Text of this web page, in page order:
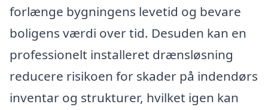
forlænge bygningens levetid og bevare
boligens værdi over tid. Desuden kan en
professionelt installeret drænsløsning
reducere risikoen for skader på indendørs
inventar og strukturer, hvilket igen kan